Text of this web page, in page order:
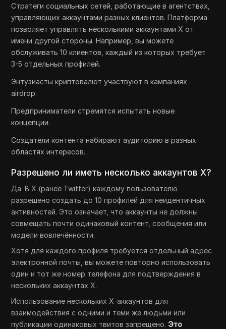
Стратеги социальных сетей, работающие в агентствах,
управляющих аккаунтами разных клиентов. Платформа
позволяет управлять несколькими аккаунтами X от
имени другой стороны. Например, вы можете
обслуживать 10 клиентов, каждый из которых требует
3-5 отдельных профилей.
Энтузиасты криптовалют участвуют в кампаниях
airdrop.
Предприниматели стремятся испытать новые
концепции.
Создатели контента набирают аудиторию в разных
областях интересов.
Разрешено ли иметь несколько аккаунтов X?
Да. В X (ранее Twitter) каждому пользователю
разрешено создать до 10 профилей для неидентичных
активностей. Это означает, что аккаунты не должны
совмещать почти одинаковый контент, сообщения или
модели вовлечённости.
Хотя для каждого профиля требуется отдельный адрес
электронной почты, вы можете повторно использовать
один и тот же номер телефона для подтверждения в
нескольких аккаунтах X.
Использование нескольких X-аккаунтов для
взаимодействия с одними и теми же людьми или
публикации одинаковых твитов запрещено. Это